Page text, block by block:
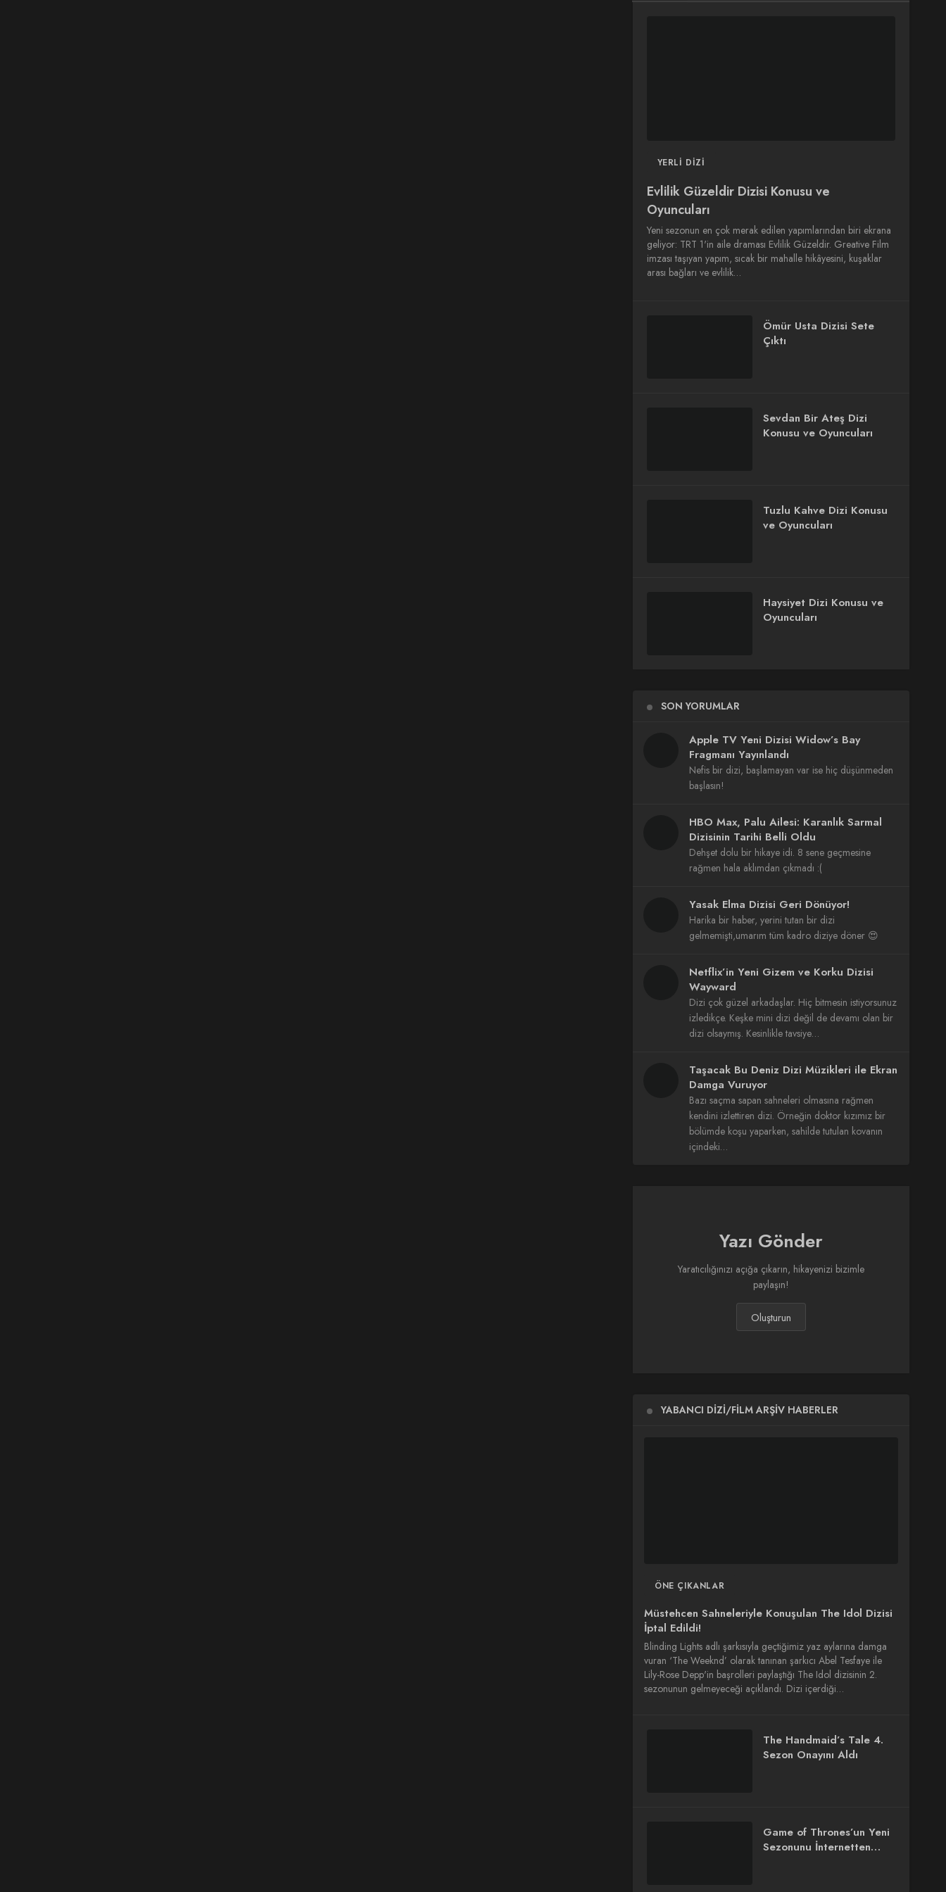
YERLI DIZI
Evlilik Güzeldir Dizisi Konusu ve
Oyuncuları
Yeni sezonun en çok merak edilen yapımlarından biri ekrana
geliyor: TRT 1'in aile draması Evlilik Güzeldir. Greative Film
imzası taşıyan yapım, sıcak bir mahalle hikâyesini, kuşaklar
arası bağları ve evlilik…
Ömür Usta Dizisi Sete
Çıktı
Sevdan Bir Ateş Dizi
Konusu ve Oyuncuları
Tuzlu Kahve Dizi Konusu
ve Oyuncuları
Haysiyet Dizi Konusu ve
Oyuncuları
SON YORUMLAR
Apple TV Yeni Dizisi Widow’s Bay
Fragmanı Yayınlandı
Nefis bir dizi, başlamayan var ise hiç düşünmeden
başlasın!
HBO Max, Palu Ailesi: Karanlık Sarmal
Dizisinin Tarihi Belli Oldu
Dehşet dolu bir hikaye idi. 8 sene geçmesine
rağmen hala aklımdan çıkmadı :(
Yasak Elma Dizisi Geri Dönüyor!
Harika bir haber, yerini tutan bir dizi
gelmemişti,umarım tüm kadro diziye döner 😍
Netflix’in Yeni Gizem ve Korku Dizisi
Wayward
Dizi çok güzel arkadaşlar. Hiç bitmesin istiyorsunuz
izledikçe. Keşke mini dizi değil de devamı olan bir
dizi olsaymış. Kesinlikle tavsiye…
Taşacak Bu Deniz Dizi Müzikleri ile Ekran
Damga Vuruyor
Bazı saçma sapan sahneleri olmasına rağmen
kendini izlettiren dizi. Örneğin doktor kızımız bir
bölümde koşu yaparken, sahilde tutulan kovanın
içindeki…
Yazı Gönder
Yaratıcılığınızı açığa çıkarın, hikayenizi bizimle
paylaşın!
Oluşturun
YABANCI DIZI/FILM ARŞIV HABERLER
ÖNE ÇIKANLAR
Müstehcen Sahneleriyle Konuşulan The Idol Dizisi
İptal Edildi!
Blinding Lights adlı şarkısıyla geçtiğimiz yaz aylarına damga
vuran ‘The Weeknd’ olarak tanınan şarkıcı Abel Tesfaye ile
Lily-Rose Depp'in başrolleri paylaştığı The Idol dizisinin 2.
sezonunun gelmeyeceği açıklandı. Dizi içerdiği…
The Handmaid’s Tale 4.
Sezon Onayını Aldı
Game of Thrones’un Yeni
Sezonunu İnternetten